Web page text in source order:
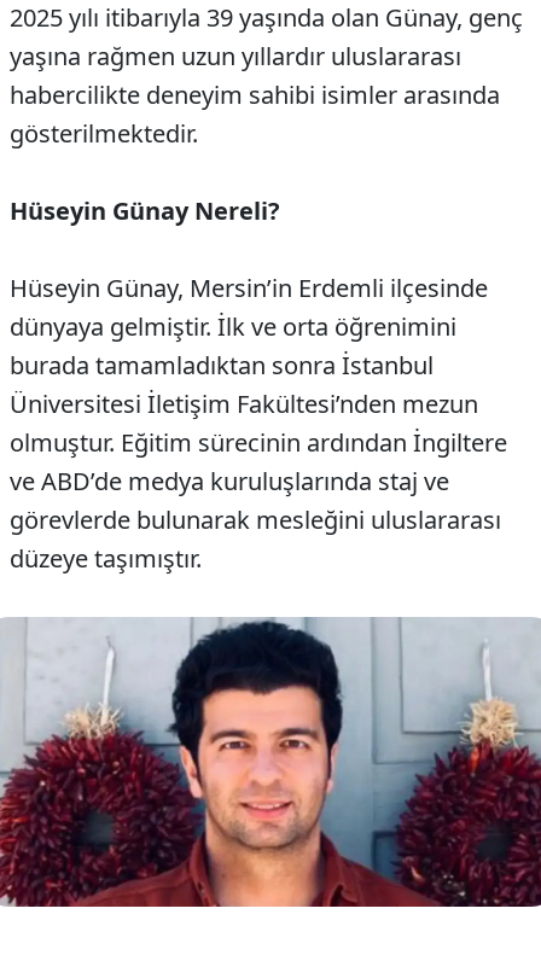
2025 yılı itibarıyla 39 yaşında olan Günay, genç
yaşına rağmen uzun yıllardır uluslararası
habercilikte deneyim sahibi isimler arasında
gösterilmektedir.
Hüseyin Günay Nereli?
Hüseyin Günay, Mersin’in Erdemli ilçesinde
dünyaya gelmiştir. İlk ve orta öğrenimini
burada tamamladıktan sonra İstanbul
Üniversitesi İletişim Fakültesi’nden mezun
olmuştur. Eğitim sürecinin ardından İngiltere
ve ABD’de medya kuruluşlarında staj ve
görevlerde bulunarak mesleğini uluslararası
düzeye taşımıştır.